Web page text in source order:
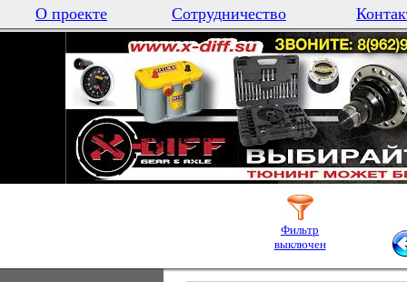
О проекте Сотрудничество
Фильтр
выключен